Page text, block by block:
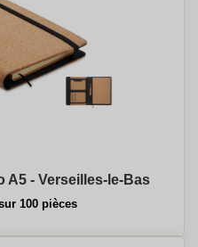
A5 - Verseilles-le-Bas
100 pièces